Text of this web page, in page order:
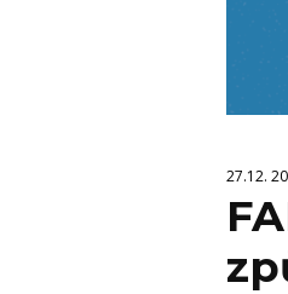
27.12.